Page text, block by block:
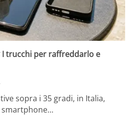
trucchi per raffreddarlo e
sopra i 35 gradi, in Italia,